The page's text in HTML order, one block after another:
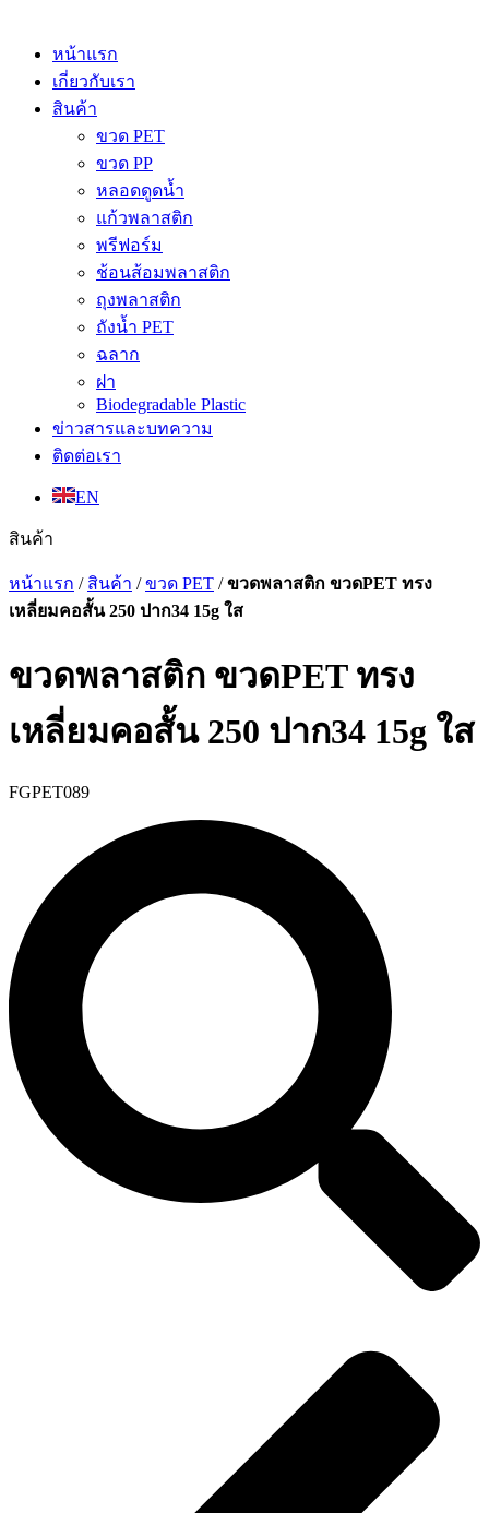
หน้าแรก
เกี่ยวกับเรา
สินค้า
ขวด PET
ขวด PP
หลอดดูดน้ำ
แก้วพลาสติก
พรีฟอร์ม
ช้อนส้อมพลาสติก
ถุงพลาสติก
ถังน้ำ PET
ฉลาก
ฝา
Biodegradable Plastic
ข่าวสารและบทความ
ติดต่อเรา
EN
สินค้า
หน้าแรก / สินค้า /ขวด PET /ขวดพลาสติก ขวดPET ทรง
เหลี่ยมคอสั้น 250 ปาก34 15g ใส
ขวดพลาสติก ขวดPET ทรง
เหลี่ยมคอสั้น 250 ปาก34 15g ใส
FGPET089